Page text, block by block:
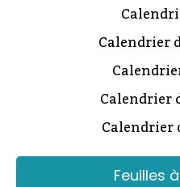
Calendrier
Calendrier
Calendrier
Feuilles